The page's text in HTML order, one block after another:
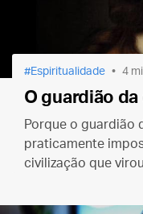
Espiritualidade 4
O guardião
Porque o guardião
praticamente
civilização que